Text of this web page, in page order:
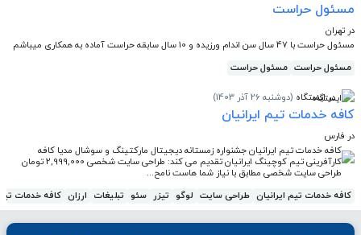
مسئول حراست
در تهران
مسئول حراست با 47 سال سن اندام ورزیده و 10 سال سابقه حراست آماده به همکاری میباشم
مسئول حراست مسئول حراست
در ایستگاه (دوشنبه 26 آذر 1403)
کافه خدمات تیم ایرانیان
در فارس
کافه خدمات تیم ایرانیان جشنواره زمستانه دیجیتال مارکتینگ و سوشال مدیا کافه
کارآفرینی تیم کوچینگ ایرانیان تقدیم می کند: طراحی سایت شخصی 2,999,000 تومان
طراحی سایت شخصی مطابق با نیاز شما هاست نامح...
کافه خدمات تیم ایرانیان طراحی سایت لوگو تیزر سئو تبلیغات ارزان کافه خدمات